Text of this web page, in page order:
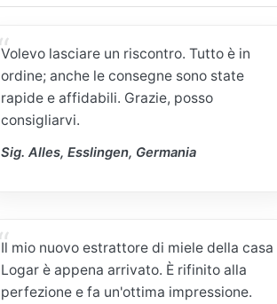
Volevo lasciare un riscontro. Tutto è in
ordine; anche le consegne sono state
rapide e affidabili. Grazie, posso
consigliarvi.
Sig. Alles, Esslingen, Germania
Il mio nuovo estrattore di miele della casa
Logar è appena arrivato. È rifinito alla
perfezione e fa un'ottima impressione.